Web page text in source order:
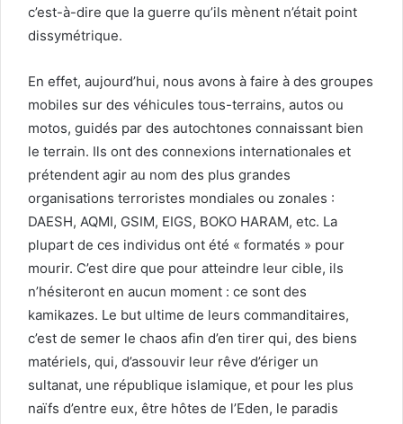
c’est-à-dire que la guerre qu’ils mènent n’était point
dissymétrique.
En effet, aujourd’hui, nous avons à faire à des groupes
mobiles sur des véhicules tous-terrains, autos ou
motos, guidés par des autochtones connaissant bien
le terrain. Ils ont des connexions internationales et
prétendent agir au nom des plus grandes
organisations terroristes mondiales ou zonales :
DAESH, AQMI, GSIM, EIGS, BOKO HARAM, etc. La
plupart de ces individus ont été « formatés » pour
mourir. C’est dire que pour atteindre leur cible, ils
n’hésiteront en aucun moment : ce sont des
kamikazes. Le but ultime de leurs commanditaires,
c’est de semer le chaos afin d’en tirer qui, des biens
matériels, qui, d’assouvir leur rêve d’ériger un
sultanat, une république islamique, et pour les plus
naïfs d’entre eux, être hôtes de l’Eden, le paradis